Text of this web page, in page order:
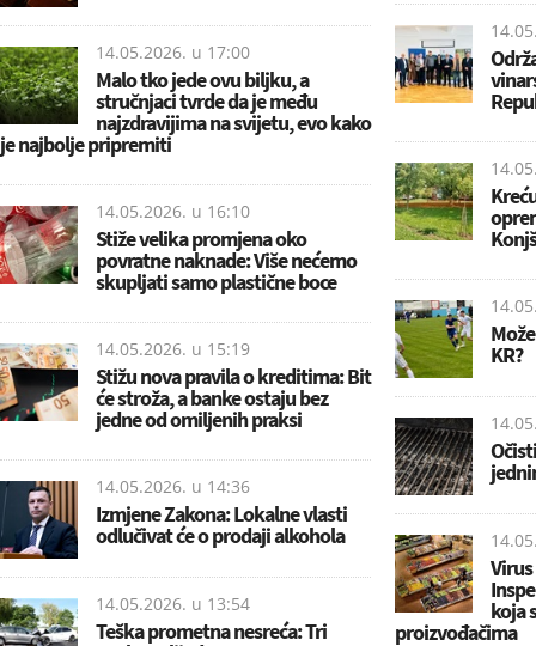
14.05.2026. u 17:00
Malo tko jede ovu biljku, a
stručnjaci tvrde da je među
najzdravijima na svijetu, evo kako
je najbolje pripremiti
14.05.2026. u 16:10
Stiže velika promjena oko
povratne naknade: Više nećemo
skupljati samo plastične boce
14.05.2026. u 15:19
Stižu nova pravila o kreditima: Bit
će stroža, a banke ostaju bez
jedne od omiljenih praksi
14.05.2026. u 14:36
Izmjene Zakona: Lokalne vlasti
odlučivat će o prodaji alkohola
14.05.2026. u 13:54
Teška prometna nesreća: Tri
KR?
koja
proizvođačima